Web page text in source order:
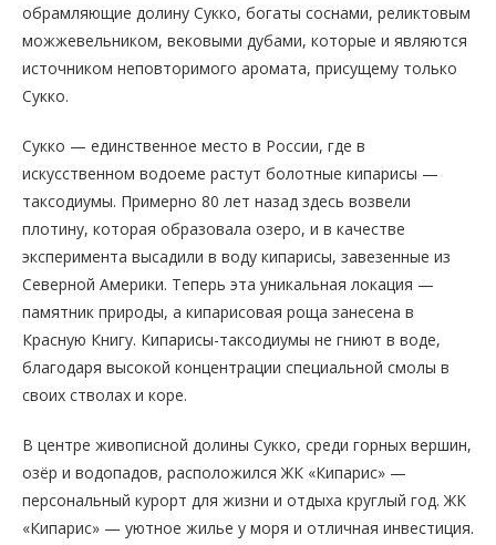
обрамляющие долину Сукко, богаты соснами, реликтовым
можжевельником, вековыми дубами, которые и являются
источником неповторимого аромата, присущему только
Сукко.
Сукко — единственное место в России, где в
искусственном водоеме растут болотные кипарисы —
таксодиумы. Примерно 80 лет назад здесь возвели
плотину, которая образовала озеро, и в качестве
эксперимента высадили в воду кипарисы, завезенные из
Северной Америки. Теперь эта уникальная локация —
памятник природы, а кипарисовая роща занесена в
Красную Книгу. Кипарисы-таксодиумы не гниют в воде,
благодаря высокой концентрации специальной смолы в
своих стволах и коре.
В центре живописной долины Сукко, среди горных вершин,
озёр и водопадов, расположился ЖК «Кипарис» —
персональный курорт для жизни и отдыха круглый год. ЖК
«Кипарис» — уютное жилье у моря и отличная инвестиция.